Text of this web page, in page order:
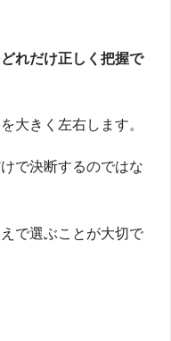
れだけ正しく把握で
大きく左右します。
で決断するのではな
で選ぶことが大切で